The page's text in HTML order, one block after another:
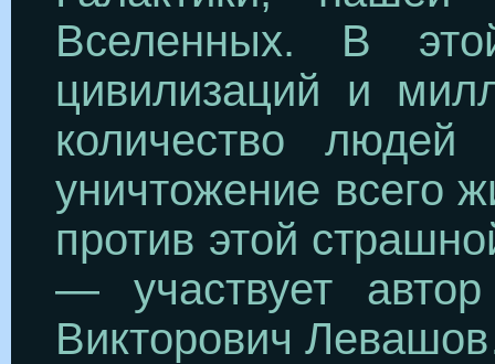
Вселенных. В
цивилизаций и
количество
уничтожение всего
против этой
— участвует
Викторович